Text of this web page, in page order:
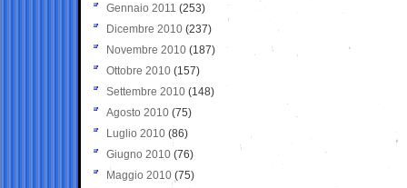
Gennaio 2011 (253)
Dicembre 2010 (237)
Novembre 2010 (187)
Ottobre 2010 (157)
Settembre 2010 (148)
Agosto 2010 (75)
Luglio 2010 (86)
Giugno 2010 (76)
Maggio 2010 (75)